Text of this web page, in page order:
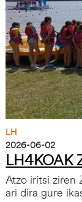
LH
2026-06-02
LH4KOAK
Atzo iritsi ziren
ari dira gure